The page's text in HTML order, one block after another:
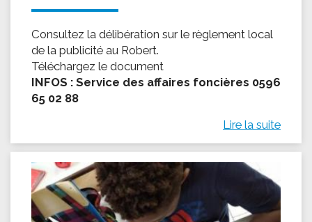
Consultez la délibération sur le règlement local
de la publicité au Robert.
Téléchargez le document
INFOS : Service des affaires foncières 0596
65 02 88
Lire la suite